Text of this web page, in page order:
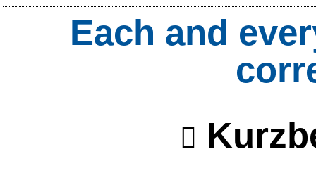
Each and